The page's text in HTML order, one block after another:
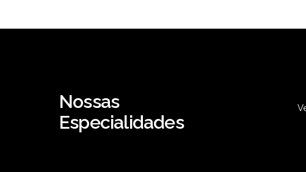
Nossas
Especialidades